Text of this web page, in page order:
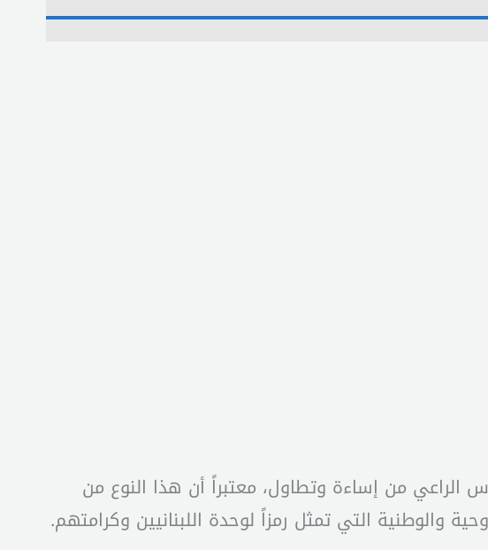
الراعي من إساءة وتطاول، معتبراً أن هذا النوع من
التي تمثل رمزاً لوحدة اللبنانيين وكرامتهم.